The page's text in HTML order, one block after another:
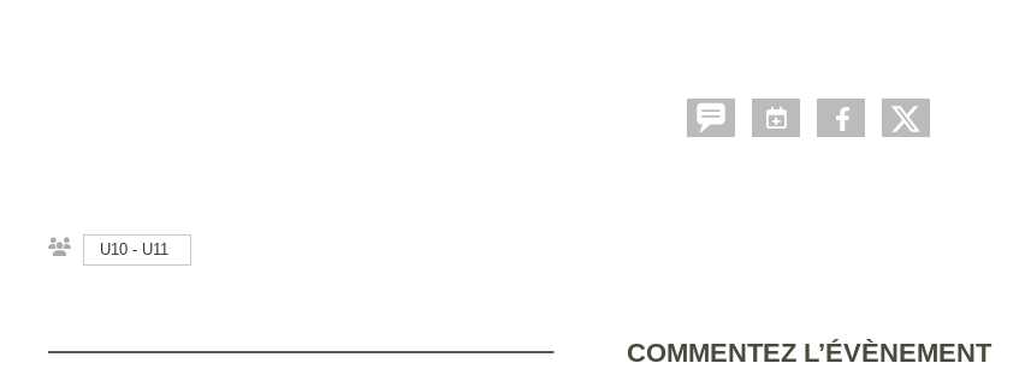
U10 - U11
COMMENTEZ L’ÉVÈNEMENT